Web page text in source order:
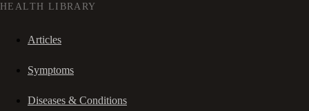
HEALTH LIBRARY
Articles
Symptoms
Diseases & Conditions